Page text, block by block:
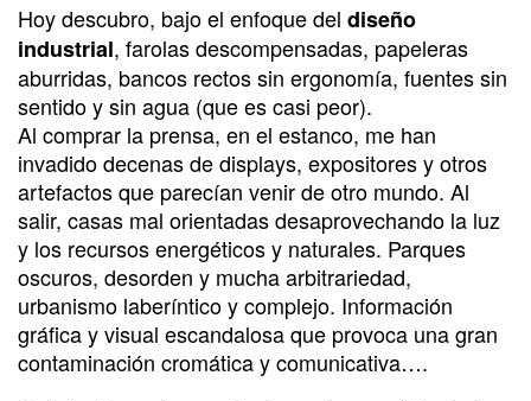
Hoy descubro, bajo el enfoque del diseño
industrial, farolas descompensadas, papeleras
aburridas, bancos rectos sin ergonomía, fuentes sin
sentido y sin agua (que es casi peor).
Al comprar la prensa, en el estanco, me han
invadido decenas de displays, expositores y otros
artefactos que parecían venir de otro mundo. Al
salir, casas mal orientadas desaprovechando la luz
y los recursos energéticos y naturales. Parques
oscuros, desorden y mucha arbitrariedad,
urbanismo laberíntico y complejo. Información
gráfica y visual escandalosa que provoca una gran
contaminación cromática y comunicativa….